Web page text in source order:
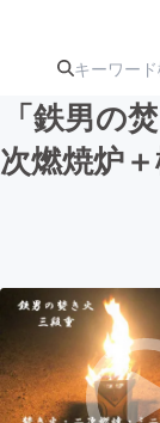
アー
テク
「鉄男の
次燃焼炉